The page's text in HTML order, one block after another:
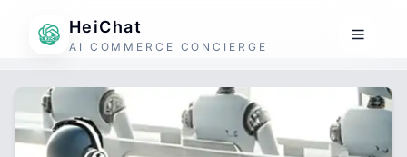
HeiChat
AI COMMERCE CONCIERGE